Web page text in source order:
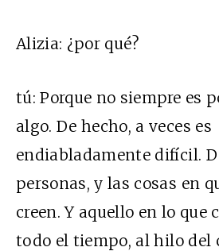
Alizia: ¿por qué?
tú:Porque no siempre es
algo. De hecho, a veces es
endiabladamente difícil.
personas, y las cosas en
creen. Y aquello en lo que
todo el tiempo, al hilo del